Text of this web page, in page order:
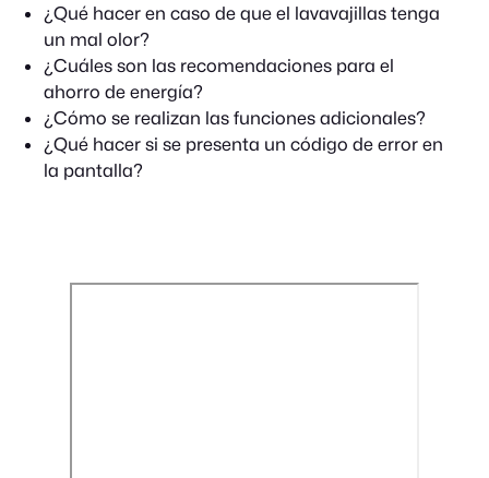
¿Qué hacer en caso de que el lavavajillas tenga
un mal olor?
¿Cuáles son las recomendaciones para el
ahorro de energía?
¿Cómo se realizan las funciones adicionales?
¿Qué hacer si se presenta un código de error en
la pantalla?